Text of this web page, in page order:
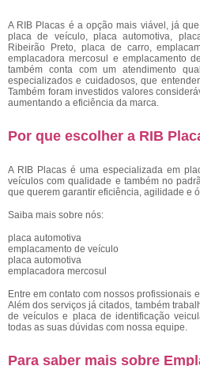
A RIB Placas é a opção mais viável, já
placa de veículo, placa automotiva,
Ribeirão Preto, placa de carro,
emplacadora mercosul e emplacamento
também conta com um atendimento
especializados e cuidadosos, que
Também foram investidos valores
aumentando a eficiência da marca.
Por que escolher a RIB
A RIB Placas é uma especializada em
veículos com qualidade e também no
que querem garantir eficiência, agilidade e
Saiba mais sobre nós:
placa automotiva
emplacamento de veículo
placa automotiva
emplacadora mercosul
Entre em contato com nossos profissionais
Além dos serviços já citados, também
de veículos e placa de identificação
todas as suas dúvidas com nossa equipe.
Para saber mais sobre